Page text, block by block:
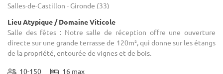
Salles-de-Castillon - Gironde (33)
Lieu Atypique / Domaine Viticole
Salle des fêtes : Notre salle de réception offre une ouverture
directe sur une grande terrasse de 120m², qui donne sur les étangs
de la propriété, entourée de vignes et de bois.
10-150 16 max